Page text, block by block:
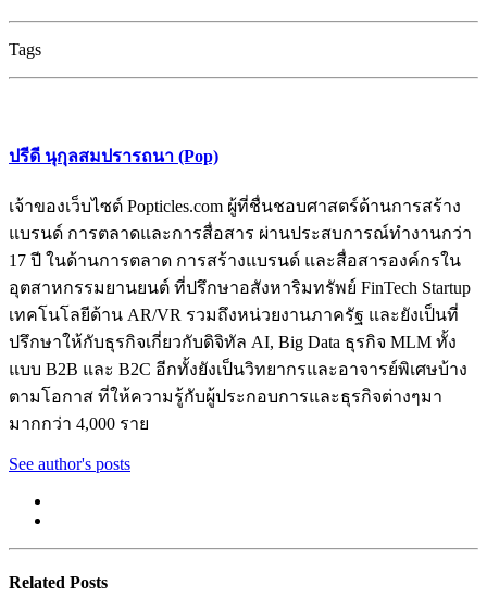
Tags
ปรีดี นุกุลสมปรารถนา (Pop)
เจ้าของเว็บไซต์ Popticles.com ผู้ที่ชื่นชอบศาสตร์ด้านการสร้าง
แบรนด์ การตลาดและการสื่อสาร ผ่านประสบการณ์ทำงานกว่า
17 ปี ในด้านการตลาด การสร้างแบรนด์ และสื่อสารองค์กรใน
อุตสาหกรรมยานยนต์ ที่ปรึกษาอสังหาริมทรัพย์ FinTech Startup
เทคโนโลยีด้าน AR/VR รวมถึงหน่วยงานภาครัฐ และยังเป็นที่
ปรึกษาให้กับธุรกิจเกี่ยวกับดิจิทัล AI, Big Data ธุรกิจ MLM ทั้ง
แบบ B2B และ B2C อีกทั้งยังเป็นวิทยากรและอาจารย์พิเศษบ้าง
ตามโอกาส ที่ให้ความรู้กับผู้ประกอบการและธุรกิจต่างๆมา
มากกว่า 4,000 ราย
See author's posts
Related Posts